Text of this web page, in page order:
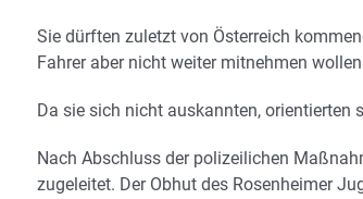
Sie dürften zuletzt von Österreich
Fahrer aber nicht weiter mitnehmen
Da sie sich nicht auskannten, orientierten
Nach Abschluss der polizeilichen
zugeleitet. Der Obhut des Rosenheimer